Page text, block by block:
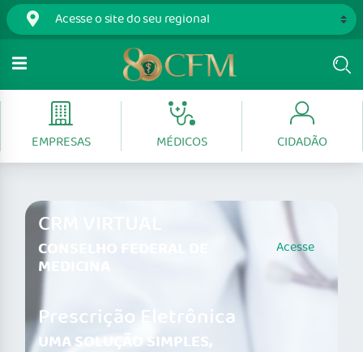
EMPRESAS MÉDICOS CIDADÃO
CRM VIRTUAL
CONSELHO FEDERAL DE
MEDICINA
Acesse
Prescrição Eletrônica
UMA SOLUÇÃO SIMPLES,